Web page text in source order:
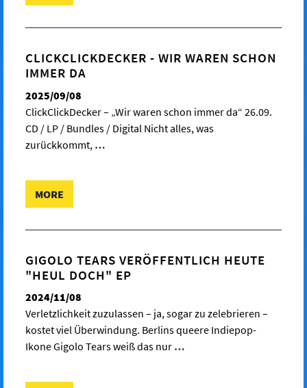
CLICKCLICKDECKER - WIR WAREN SCHON
IMMER DA
2025/09/08
ClickClickDecker – „Wir waren schon immer da“ 26.09.
CD / LP / Bundles / Digital Nicht alles, was
zurückkommt, …
MORE
GIGOLO TEARS VERÖFFENTLICH HEUTE
"HEUL DOCH" EP
2024/11/08
Verletzlichkeit zuzulassen – ja, sogar zu zelebrieren –
kostet viel Überwindung. Berlins queere Indiepop-
Ikone Gigolo Tears weiß das nur …